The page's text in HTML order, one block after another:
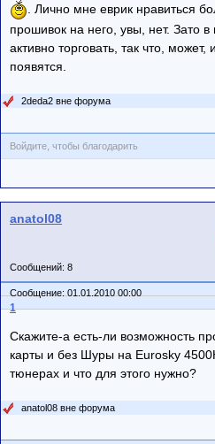
. Лично мне еврик нравиться
прошивок на него, увы, нет. Зато
активно торговать, так что,
появятся.
2deda2 вне форума
Войдите, чтобы благодарить
anatol08
Сообщений: 8
Сообщение: 01.01.2010 00:00
1
Скажите-а есть-ли возможность
карты и без Шуры на Eurosky
тюнерах и что для этого нужно?
anatol08 вне форума